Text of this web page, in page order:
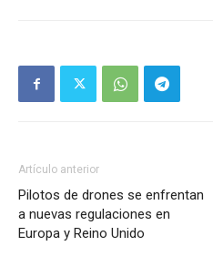
Artículo anterior
Pilotos de drones se enfrentan
a nuevas regulaciones en
Europa y Reino Unido